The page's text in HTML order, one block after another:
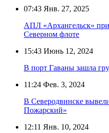
07:43 Янв. 27, 2025
АПЛ «Архангельск»
Северном флоте
15:43 Июнь 12, 2024
В порт Гаваны зашла
11:24 Фев. 3, 2024
В Северодвинске
Пожарский»
12:11 Янв. 10, 2024